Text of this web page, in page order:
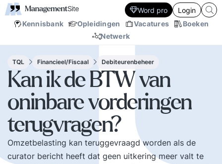
Kennisbank Opleidingen Vacatures
Boeken
Netwerk
Word pro Login
TQL Financieel/Fiscaal Debiteurenbeheer
Kan ik de BTW van
oninbare vorderingen
terugvragen?
Omzetbelasting kan teruggevraagd worden als de
curator bericht heeft dat geen uitkering meer valt te